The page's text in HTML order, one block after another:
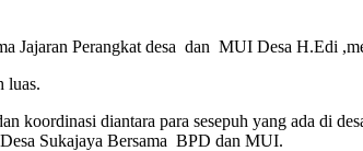
Jajaran Perangkat desa dan MUI Desa H.Edi
luas.
diantara para sesepuh yang ada di
Sukajaya Bersama BPD dan MUI.